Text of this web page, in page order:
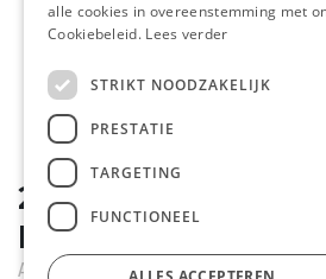
2610 Toast Brood
Pastridor 4 x 800 gr
Actief
alle cookies in overeenstemming met
Cookiebeleid. Lees verder
STRIKT NOODZAKELIJK
PRESTATIE
TARGETING
FUNCTIONEEL